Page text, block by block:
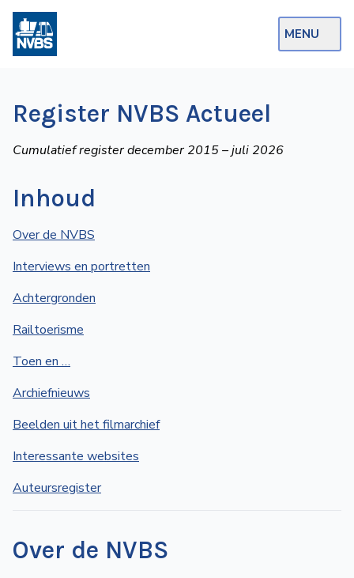
MENU
Op de Rails
NVBS Actueel
Afdelingen
Ons
aanbod
de
NVBS
Wegwijzer
Mijn
NVBS
Register NVBS Actueel
Cumulatief register december 2015 – juli 2026
Inhoud
Over de NVBS
Interviews en portretten
Achtergronden
Railtoerisme
Toen en …
Archiefnieuws
Beelden uit het filmarchief
Interessante websites
Auteursregister
Over de NVBS